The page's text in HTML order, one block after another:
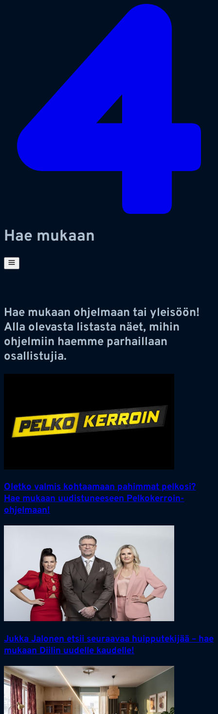
Hae mukaan
Hae mukaan ohjelmaan tai yleisöön!
Alla olevasta listasta näet, mihin
ohjelmiin haemme parhaillaan
osallistujia.
Oletko valmis kohtaamaan pahimmat pelkosi?
Hae mukaan uudistuneeseen Pelkokerroin-
ohjelmaan!
Jukka Jalonen etsii seuraavaa huipputekijää – hae
mukaan Diilin uudelle kaudelle!